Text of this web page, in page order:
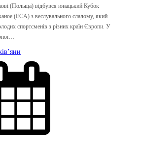
(Польща) відбувся юнацький Кубок
каное (ECA) з веслувального слалому, який
спортсменів з різних країн Європи. У